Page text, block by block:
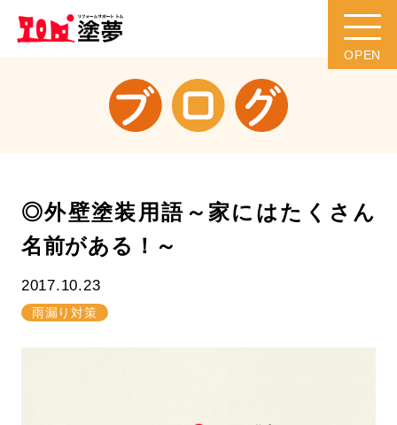
◎外壁塗装用語～家にはたくさん
名前がある！～
2017.10.23
雨漏り対策